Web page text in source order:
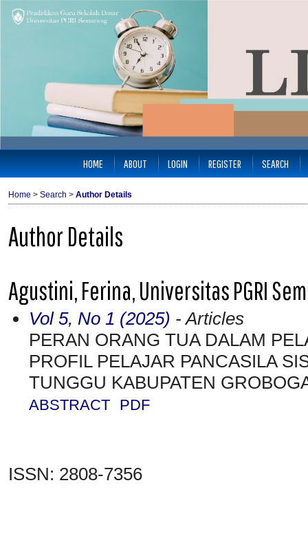
HOME ABOUT LOGIN REGISTER SEARCH
Home > Search > Author Details
Author Details
Agustini, Ferina, Universitas PGRI
Vol 5, No 1 (2025) - Articles
PERAN ORANG TUA DALAM
PROFIL PELAJAR PANCASILA
TUNGGU KABUPATEN
ABSTRACT PDF
ISSN: 2808-7356